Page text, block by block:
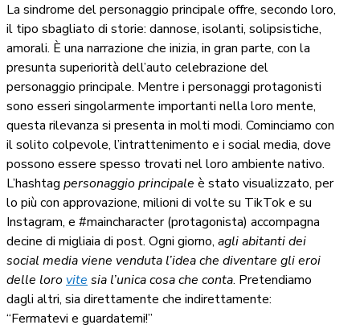
La sindrome del personaggio principale offre, secondo loro,
il tipo sbagliato di storie: dannose, isolanti, solipsistiche,
amorali. È una narrazione che inizia, in gran parte, con la
presunta superiorità dell’auto celebrazione del
personaggio principale. Mentre i personaggi protagonisti
sono esseri singolarmente importanti nella loro mente,
questa rilevanza si presenta in molti modi. Cominciamo con
il solito colpevole, l’intrattenimento e i social media, dove
possono essere spesso trovati nel loro ambiente nativo.
L’hashtag personaggio principale è stato visualizzato, per
lo più con approvazione, milioni di volte su TikTok e su
Instagram, e #maincharacter (protagonista) accompagna
decine di migliaia di post. Ogni giorno, agli abitanti dei
social media viene venduta l’idea che diventare gli eroi
delle loro vite sia l’unica cosa che conta. Pretendiamo
dagli altri, sia direttamente che indirettamente:
“Fermatevi e guardatemi!”